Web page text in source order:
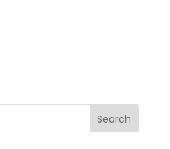
Search